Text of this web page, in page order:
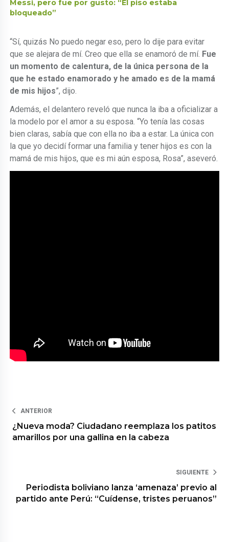
Messi, pero fue por gusto: “El piso estaba
bloqueado”
“Sí, quizás No puedo negar eso, pero lo dije para evitar
que se alejara de mí. Creo que ella se enamoró de mí. Fue
un momento de calentura, de la única persona de la
que he estado enamorado y he amado es de la mamá
de mis hijos”, dijo.
Además, el delantero reveló que nunca la iba a oficializar a
la modelo por el amor a su esposa. “Yo tenía las cosas
bien claras, sabía que con ella no iba a estar. La única con
la que yo decidí formar una familia y tener hijos es con la
mamá de mis hijos, que es mi aún esposa, Rosa”, aseveró.
ANTERIOR
¿Nueva moda? Ciudadano reemplaza los patitos
amarillos por una gallina en la cabeza
SIGUIENTE
Periodista boliviano lanza ‘amenaza’ previo al
partido ante Perú: “Cuídense, tristes peruanos”